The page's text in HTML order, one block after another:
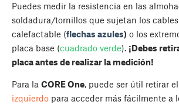
Puedes medir la resistencia en las
soldadura/tornillos que sujetan los
calefactable (flechas azules) o los
placa base (cuadrado verde). ¡Debes
placa antes de realizar la medición!
Para la CORE One, puede ser útil retirar el
izquierdo para acceder más fácilmente a